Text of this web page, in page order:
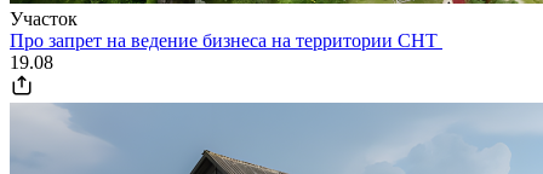
Участок
Про запрет на ведение бизнеса на территории СНТ
19.08